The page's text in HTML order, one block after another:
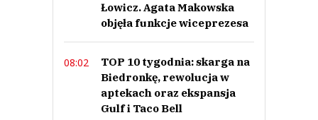
Łowicz. Agata Makowska
objęła funkcje wiceprezesa
08:02
TOP 10 tygodnia: skarga na
Biedronkę, rewolucja w
aptekach oraz ekspansja
Gulf i Taco Bell